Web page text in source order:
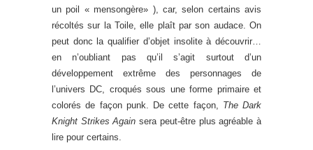
un poil « mensongère» ), car, selon certains avis
récoltés sur la Toile, elle plaît par son audace. On
peut donc la qualifier d’objet insolite à découvrir…
en n’oubliant pas qu’il s’agit surtout d’un
développement extrême des personnages de
l’univers DC, croqués sous une forme primaire et
colorés de façon punk. De cette façon, The Dark
Knight Strikes Again sera peut-être plus agréable à
lire pour certains.